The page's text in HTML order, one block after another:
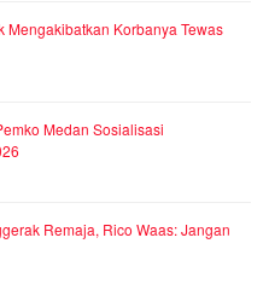
Mengakibatkan Korbanya Tewas
Medan Sosialisasi
Remaja, Rico Waas: Jangan